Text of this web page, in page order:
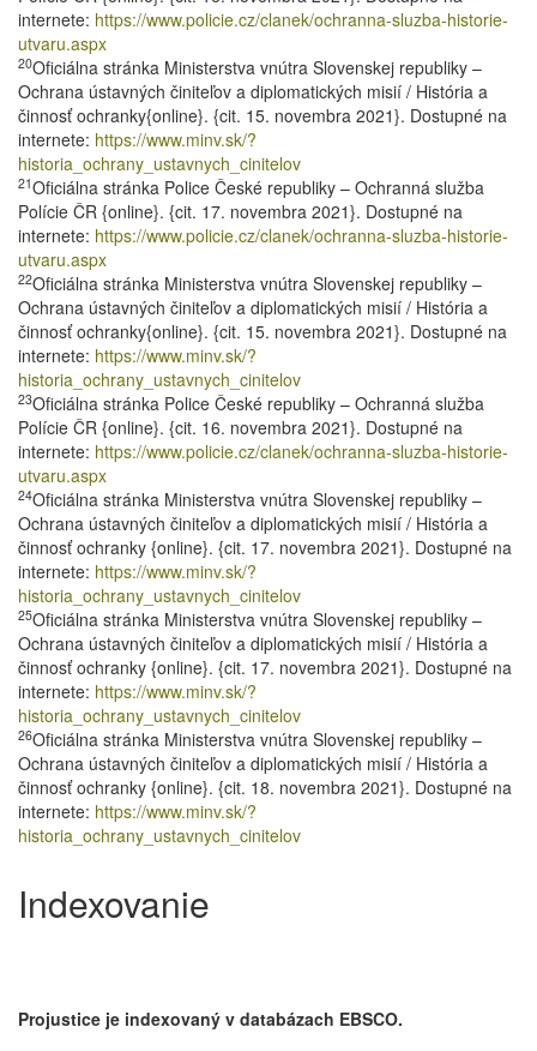
internete: https://www.policie.cz/clanek/ochranna-sluzba-historie-
utvaru.aspx
20Oficiálna stránka Ministerstva vnútra Slovenskej republiky –
Ochrana ústavných činiteľov a diplomatických misií / História a
činnosť ochranky{online}. {cit. 15. novembra 2021}. Dostupné na
internete: https://www.minv.sk/?
historia_ochrany_ustavnych_cinitelov
21Oficiálna stránka Police České republiky – Ochranná služba
Polície ČR {online}. {cit. 17. novembra 2021}. Dostupné na
internete: https://www.policie.cz/clanek/ochranna-sluzba-historie-
utvaru.aspx
22Oficiálna stránka Ministerstva vnútra Slovenskej republiky –
Ochrana ústavných činiteľov a diplomatických misií / História a
činnosť ochranky{online}. {cit. 15. novembra 2021}. Dostupné na
internete: https://www.minv.sk/?
historia_ochrany_ustavnych_cinitelov
23Oficiálna stránka Police České republiky – Ochranná služba
Polície ČR {online}. {cit. 16. novembra 2021}. Dostupné na
internete: https://www.policie.cz/clanek/ochranna-sluzba-historie-
utvaru.aspx
24Oficiálna stránka Ministerstva vnútra Slovenskej republiky –
Ochrana ústavných činiteľov a diplomatických misií / História a
činnosť ochranky {online}. {cit. 17. novembra 2021}. Dostupné na
internete: https://www.minv.sk/?
historia_ochrany_ustavnych_cinitelov
25Oficiálna stránka Ministerstva vnútra Slovenskej republiky –
Ochrana ústavných činiteľov a diplomatických misií / História a
činnosť ochranky {online}. {cit. 17. novembra 2021}. Dostupné na
internete: https://www.minv.sk/?
historia_ochrany_ustavnych_cinitelov
26Oficiálna stránka Ministerstva vnútra Slovenskej republiky –
Ochrana ústavných činiteľov a diplomatických misií / História a
činnosť ochranky {online}. {cit. 18. novembra 2021}. Dostupné na
internete: https://www.minv.sk/?
historia_ochrany_ustavnych_cinitelov
Indexovanie
Projustice je indexovaný v databázach EBSCO.